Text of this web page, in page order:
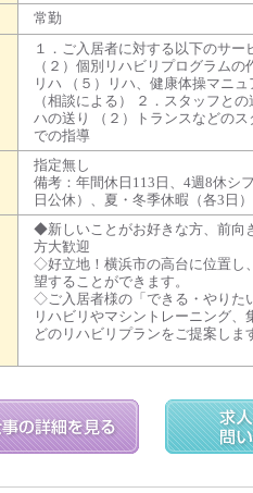
常勤
１．ご入居者に対する以下のサ
（２）個別リハビリプログラム
リハ （５）リハ、健康体操マニ
（相談による） ２．スタッフと
ハの送り （２）トランスなどの
での指導
指定無し
備考：年間休日113日、4週8休シ
日公休）、夏・冬季休暇（各3日
◆新しいことがお好きな方、前向
方大歓迎
◇好立地！横浜市の高台に位置し
望することができます。
◇ご入居者様の「できる・やりた
リハビリやマシントレーニング
どのリハビリプランをご提案しま